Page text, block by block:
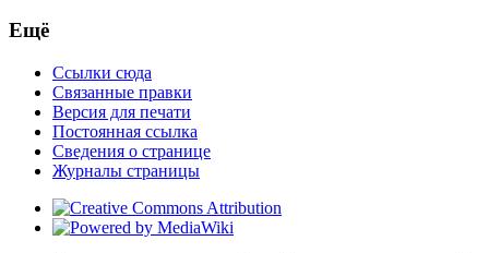
Ещё
Ссылки сюда
Связанные правки
Версия для печати
Постоянная ссылка
Сведения о странице
Журналы страницы